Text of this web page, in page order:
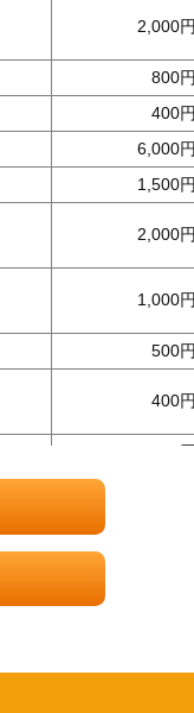
2,000
800
400
6,000
1,500
2,000
1,000
500
400